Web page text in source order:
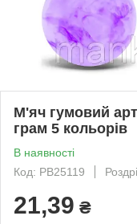
М'яч гумовий
грам 5 кольорів
В наявності
Код: PB25119
21,39 ₴